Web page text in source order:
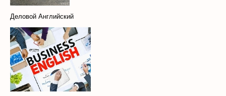
Деловой Английский